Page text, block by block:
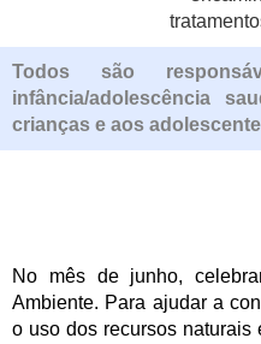
Todos são
infância/adolescência
crianças e aos
No mês de junho,
Ambiente. Para ajudar a
o uso dos recursos naturais